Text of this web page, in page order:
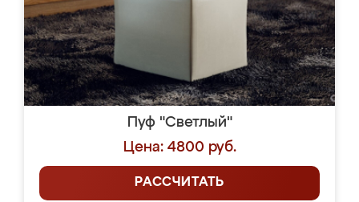
Пуф "Светлый"
Цена: 4800 руб.
РАССЧИТАТЬ